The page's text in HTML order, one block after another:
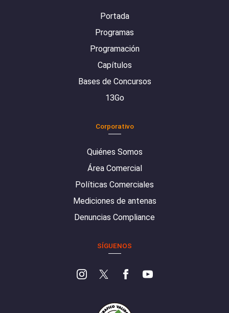
Portada
Programas
Programación
Capítulos
Bases de Concursos
13Go
Corporativo
Quiénes Somos
Área Comercial
Políticas Comerciales
Mediciones de antenas
Denuncias Compliance
SÍGUENOS